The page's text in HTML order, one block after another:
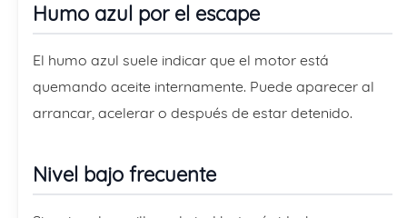
Humo azul por el escape
El humo azul suele indicar que el motor está
quemando aceite internamente. Puede aparecer al
arrancar, acelerar o después de estar detenido.
Nivel bajo frecuente